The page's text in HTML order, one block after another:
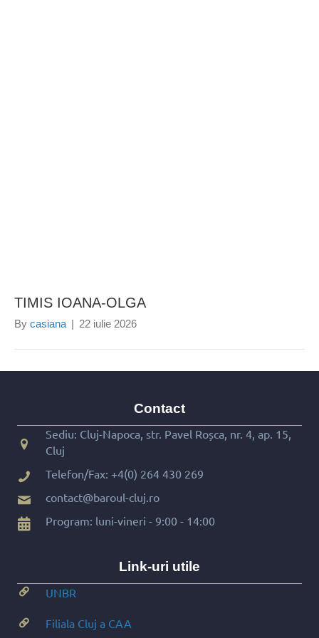
TIMIS IOANA-OLGA
By casiana | 22 iulie 2026
Contact
Sediu: Cluj-Napoca, str. Pavel Roșca, nr. 4, ap. 15,
Cluj
Telefon/Fax: +4(0) 264 430 269
contact@baroul-cluj.ro
Program: luni-vineri - 9:00 - 14:00
Link-uri utile
UNBR
Filiala Cluj a CAA